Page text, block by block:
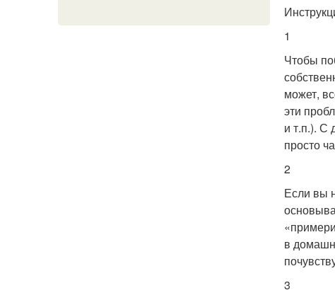
1
Чтобы
может,
эти
и т.п.). С
просто
2
Если вы
в
3